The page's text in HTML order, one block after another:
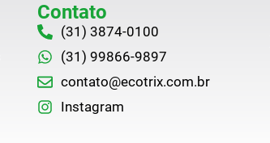
Contato
(31) 3874-0100
(31) 99866-9897
contato@ecotrix.com.br
Instagram